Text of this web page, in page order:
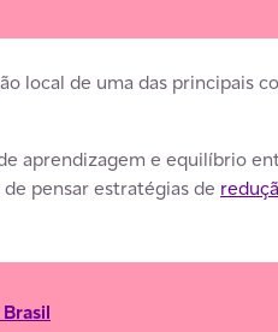
local de uma das principais
aprendizagem e equilíbrio
pensar estratégias de